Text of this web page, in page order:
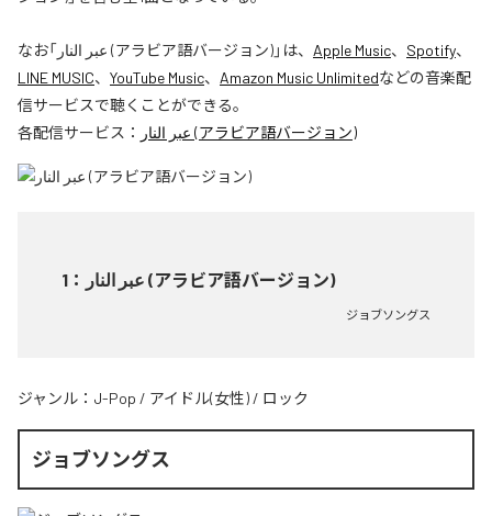
なお「 عبر النار (アラビア語バージョン)」は、 Apple Music、 Spotify、
LINE MUSIC、 YouTube Music、 Amazon Music Unlimitedなどの音楽配
信サービスで聴くことができる。
各配信サービス：
عبر النار (アラビア語バージョン)
1 ： عبر النار (アラビア語バージョン)
ジョブソングス
ジャンル： J-Pop / アイドル(女性) / ロック
ジョブソングス